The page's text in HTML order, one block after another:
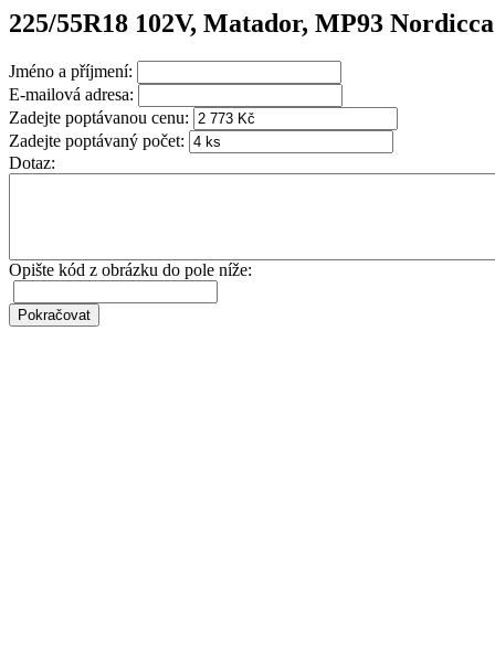
225/55R18 102V, Matador, MP93
Jméno a příjmení:
E-mailová adresa:
Zadejte poptávanou cenu:
Zadejte poptávaný počet:
Dotaz:
Opište kód z obrázku do pole níže: